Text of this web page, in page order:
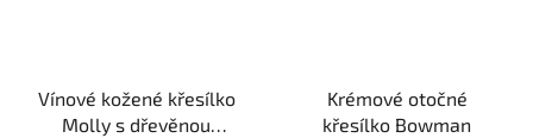
Vínové kožené křesílko
Molly s dřevěnou
Krémové otočné
křesílko Bowman